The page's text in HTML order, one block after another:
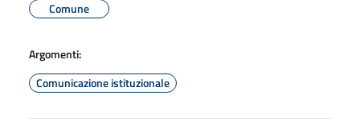
Comune
Argomenti:
Comunicazione istituzionale